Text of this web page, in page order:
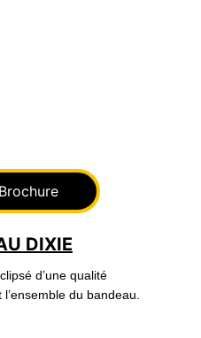
DIXIE
d’une qualité
du bandeau.